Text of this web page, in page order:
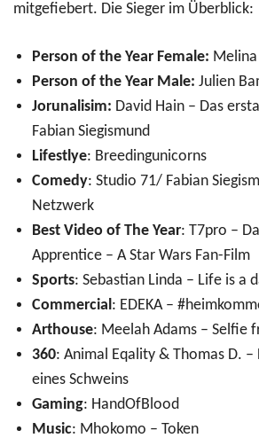
mitgefiebert. Die Sieger im Überblick:
Person of the Year Female:
Person of the Year Male: Julien
Jorunalisim: David Hain – Das
Fabian Siegismund
Lifestlye: Breedingunicorns
Comedy: Studio 71/ Fabian
Netzwerk
Best Video of The Year: T7pro –
Apprentice – A Star Wars Fan-Film
Sports: Sebastian Linda – Life is a
Commercial: EDEKA –
Arthouse: Meelah Adams – Selfie
360: Animal Eqality & Thomas D. –
eines Schweins
Gaming: HandOfBlood
Music: Mhokomo – Token